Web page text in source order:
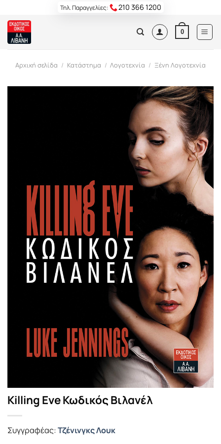
content
Τηλ. Παραγγελίες: 210 366 1200
0
Αρχική σελίδα / Κατάστημα / Λογοτεχνία / Ξένη Λογοτεχνία
Killing Eve Κωδικός Βιλανέλ
Συγγραφέας:Τζένινγκς Λουκ